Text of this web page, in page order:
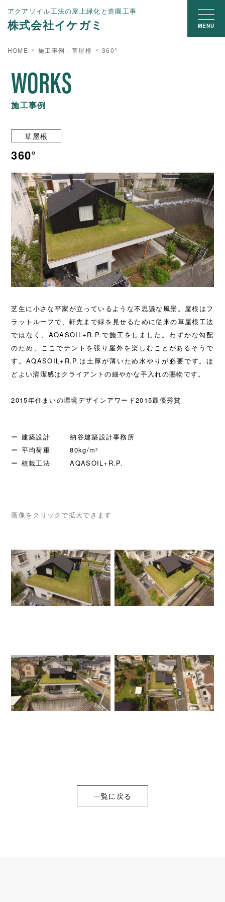
アクアソイル工法の屋上緑化と造園工事
株式会社イケガミ MENU
HOME 施工事例 - 草屋根 360°
WORKS
施工事例
草屋根
360°
芝生に小さな平家が立っているような不思議な風景。屋根はフ
ラットルーフで、軒先まで緑を見せるために従来の草屋根工法
ではなく、AQASOIL+R.P.で施工をしました。わずかな勾配
のため、ここでテントを張り屋外を楽しむことがあるそうで
す。AQASOIL+R.P.は土厚が薄いため水やりが必要です。ほ
どよい清潔感はクライアントの細やかな手入れの賜物です。
2015年住まいの環境デザインアワード2015最優秀賞
建築設計
納谷建築設計事務所
平均荷重
80kg/m²
植栽工法
AQASOIL+R.P.
画像をクリックで拡大できます
一覧に戻る